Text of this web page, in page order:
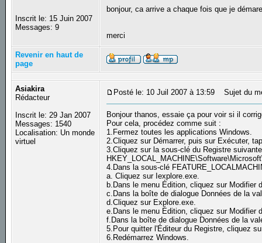
Inscrit le: 15 Juin 2007
Messages: 9
bonjour, ca arrive a chaque fois que je
merci
Revenir en haut de
page
Asiakira
Rédacteur
Inscrit le: 29 Jan 2007
Messages: 1540
Localisation: Un monde
virtuel
Posté le: 10 Juil 2007 à 13:59 Sujet du
Bonjour thanos, essaie ça pour voir si il
Pour cela, procédez comme suit :
1.Fermez toutes les applications Windows.
2.Cliquez sur Démarrer, puis sur Exécuter,
3.Cliquez sur la sous-clé du Registre
4.Dans la sous-clé
a. Cliquez sur Iexplore.exe.
b.Dans le menu Édition, cliquez sur Modifier
c.Dans la boîte de dialogue Données de la
d.Cliquez sur Explore.exe.
e.Dans le menu Édition, cliquez sur Modifier
f.Dans la boîte de dialogue Données de la
5.Pour quitter l'Éditeur du Registre, cliquez
6.Redémarrez Windows.